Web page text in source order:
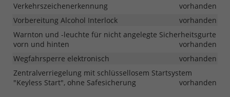
Verkehrszeichenerkennung
vorhanden
Vorbereitung Alcohol Interlock
vorhanden
Warnton und -leuchte für nicht angelegte Sicherheitsgurte
vorn und hinten
vorhanden
Wegfahrsperre elektronisch
vorhanden
Zentralverriegelung mit schlüssellosem Startsystem
"Keyless Start", ohne Safesicherung
vorhanden